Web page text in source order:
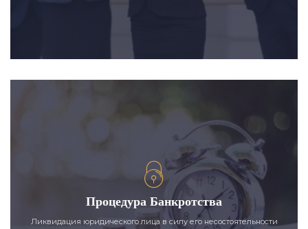
Процедура Банкротства
Ликвидация юридического лица в силу его несостоятельности